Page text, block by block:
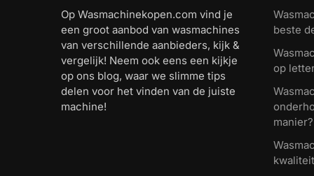
Op Wasmachinekopen.com vind je
een groot aanbod van wasmachines
van verschillende aanbieders, kijk &
vergelijk! Neem ook eens een kijkje
op ons blog, waar we slimme tips
delen voor het vinden van de juiste
machine!
beste
op
manier?
kwaliteit